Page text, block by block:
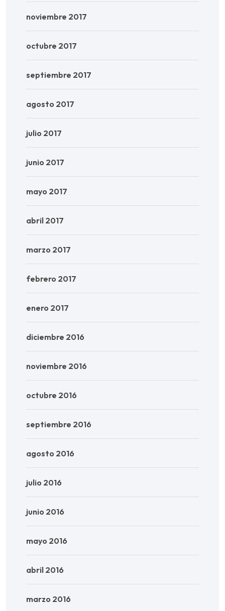
noviembre 2017
octubre 2017
septiembre 2017
agosto 2017
julio 2017
junio 2017
mayo 2017
abril 2017
marzo 2017
febrero 2017
enero 2017
diciembre 2016
noviembre 2016
octubre 2016
septiembre 2016
agosto 2016
julio 2016
junio 2016
mayo 2016
abril 2016
marzo 2016